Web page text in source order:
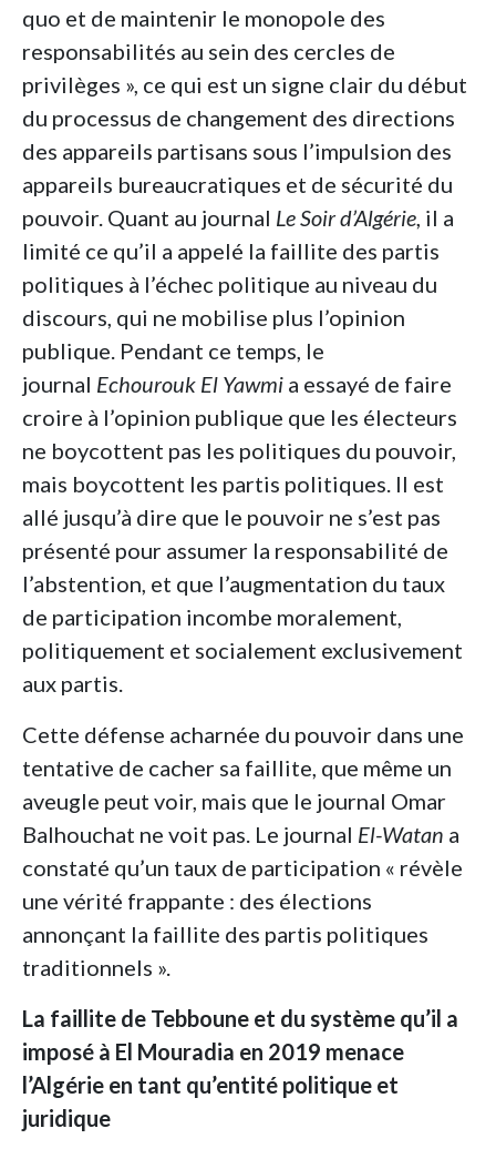
quo et de maintenir le monopole des
responsabilités au sein des cercles de
privilèges », ce qui est un signe clair du début
du processus de changement des directions
des appareils partisans sous l’impulsion des
appareils bureaucratiques et de sécurité du
pouvoir. Quant au journal Le Soir d’Algérie, il a
limité ce qu’il a appelé la faillite des partis
politiques à l’échec politique au niveau du
discours, qui ne mobilise plus l’opinion
publique. Pendant ce temps, le
journal Echourouk El Yawmi a essayé de faire
croire à l’opinion publique que les électeurs
ne boycottent pas les politiques du pouvoir,
mais boycottent les partis politiques. Il est
allé jusqu’à dire que le pouvoir ne s’est pas
présenté pour assumer la responsabilité de
l’abstention, et que l’augmentation du taux
de participation incombe moralement,
politiquement et socialement exclusivement
aux partis.
Cette défense acharnée du pouvoir dans une
tentative de cacher sa faillite, que même un
aveugle peut voir, mais que le journal Omar
Balhouchat ne voit pas. Le journal El-Watan a
constaté qu’un taux de participation « révèle
une vérité frappante : des élections
annonçant la faillite des partis politiques
traditionnels ».
La faillite de Tebboune et du système qu’il a
imposé à El Mouradia en 2019 menace
l’Algérie en tant qu’entité politique et
juridique